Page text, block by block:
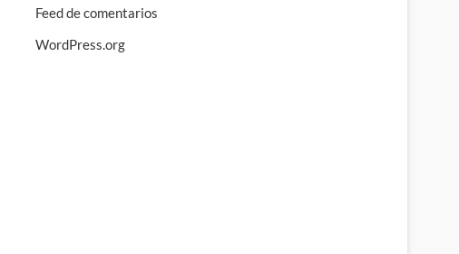
Feed de comentarios
WordPress.org